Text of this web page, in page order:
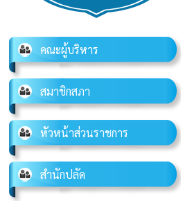
คณะผู้บริหาร
สมาชิกสภา
หัวหน้าส่วนราชการ
สำนักปลัด